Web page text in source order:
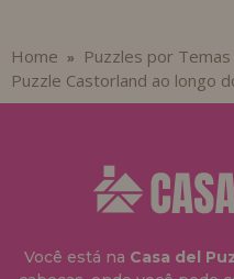
Home » Puzzles por Temas
Puzzle Castorland ao longo
Você está na Casa del